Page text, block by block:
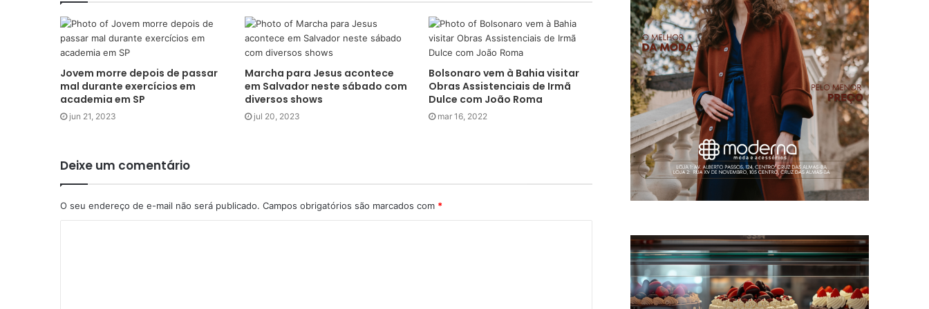
Jovem morre depois de passar
mal durante exercícios em
academia em SP
jun 21, 2023
Marcha para Jesus acontece
em Salvador neste sábado com
diversos shows
jul 20, 2023
Bolsonaro vem à Bahia visitar
Obras Assistenciais de Irmã
Dulce com João Roma
mar 16, 2022
Deixe um comentário
O seu endereço de e-mail não será publicado. Campos obrigatórios são marcados com *